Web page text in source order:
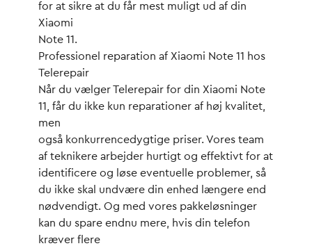
for at sikre at du får mest muligt ud af din
Xiaomi
Note 11.
Professionel reparation af Xiaomi Note 11 hos
Telerepair
Når du vælger Telerepair for din Xiaomi Note
11, får du ikke kun reparationer af høj kvalitet,
men
også konkurrencedygtige priser. Vores team
af teknikere arbejder hurtigt og effektivt for at
identificere og løse eventuelle problemer, så
du ikke skal undvære din enhed længere end
nødvendigt. Og med vores pakkeløsninger
kan du spare endnu mere, hvis din telefon
kræver flere